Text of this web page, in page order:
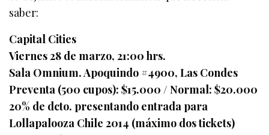
saber:
Capital Cities
Viernes 28 de marzo, 21:00 hrs.
Sala Omnium. Apoquindo #4900, Las Condes
Preventa (500 cupos): $15.000 / Normal: $20.000
20% de dcto. presentando entrada para
Lollapalooza Chile 2014 (máximo dos tickets)